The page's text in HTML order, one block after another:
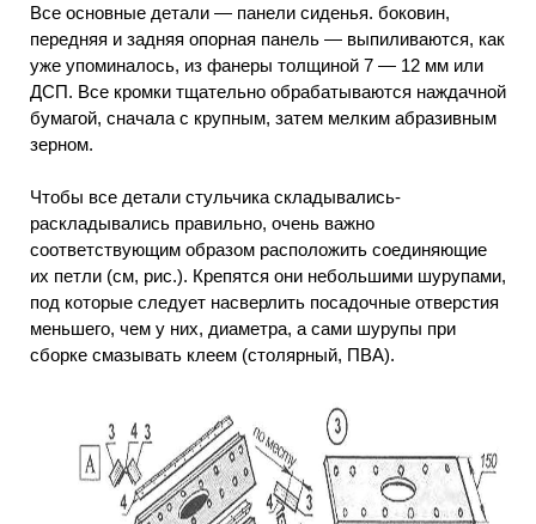
Все основные детали — панели сиденья. боковин,
передняя и задняя опорная панель — выпиливаются, как
уже упоминалось, из фанеры толщиной 7 — 12 мм или
ДСП. Все кромки тщательно обрабатываются наждачной
бумагой, сначала с крупным, затем мелким абразивным
зерном.
Чтобы все детали стульчика складывались-
раскладывались правильно, очень важно
соответствующим образом расположить соединяющие
их петли (см, рис.). Крепятся они небольшими шурупами,
под которые следует насверлить посадочные отверстия
меньшего, чем у них, диаметра, а сами шурупы при
сборке смазывать клеем (столярный, ПВА).